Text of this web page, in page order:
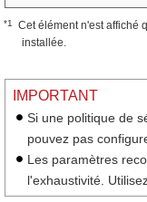
*1
Cet élément n'est affiché
installée.
IMPORTANT
Si une politique de
pouvez pas
Les paramètres
l'exhaustivité.